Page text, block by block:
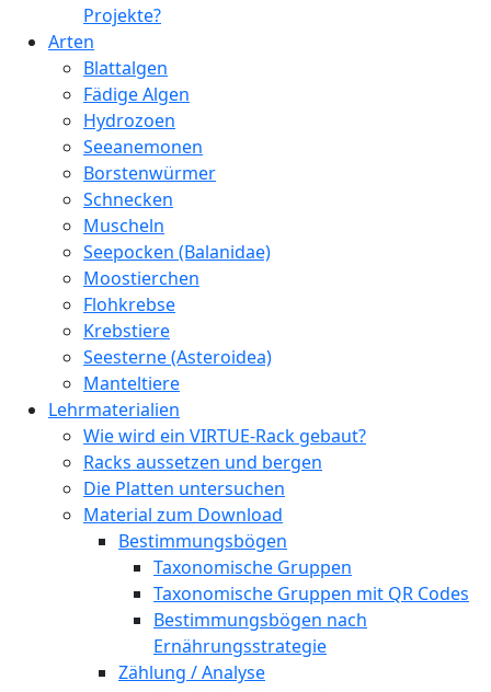
Projekte?
Arten
Blattalgen
Fädige Algen
Hydrozoen
Seeanemonen
Borstenwürmer
Schnecken
Muscheln
Seepocken (Balanidae)
Moostierchen
Flohkrebse
Krebstiere
Seesterne (Asteroidea)
Manteltiere
Lehrmaterialien
Wie wird ein VIRTUE-Rack gebaut?
Racks aussetzen und bergen
Die Platten untersuchen
Material zum Download
Bestimmungsbögen
Taxonomische Gruppen
Taxonomische Gruppen mit QR Codes
Bestimmungsbögen nach
Ernährungsstrategie
Zählung / Analyse